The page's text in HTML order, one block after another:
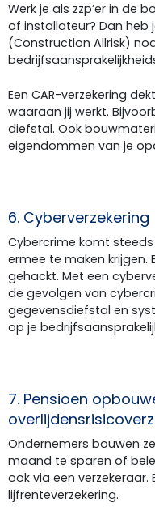
Werk je als zzp’er in de
of installateur? Dan heb
(Construction Allrisk)
Een CAR-verzekering
waaraan jij werkt.
diefstal. Ook
eigendommen van je
6. Cyberverzekering
Cybercrime komt steeds
ermee te maken krijgen.
gehackt. Met een
de gevolgen van
gegevensdiefstal en
op je
7. Pensioen
Ondernemers bouwen
maand te sparen of
ook via een
lijfrenteverzekering.